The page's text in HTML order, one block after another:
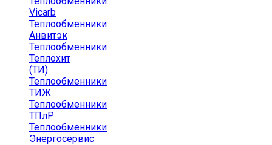
Vicarb
Теплообменники
Анвитэк
Теплообменники
Теплохит
(ТИ)
Теплообменники
ТИЖ
Теплообменники
ТПлР
Теплообменники
Энергосервис